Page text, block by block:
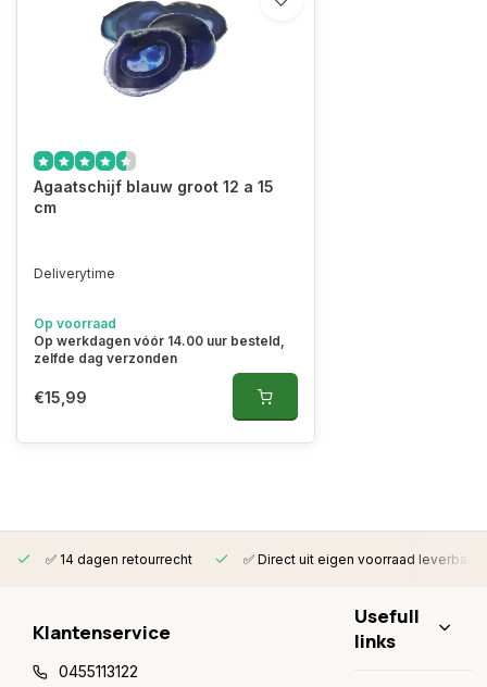
Agaatschijf blauw groot 12 a 15
cm
Deliverytime
Op voorraad
Op werkdagen vóór 14.00 uur besteld,
zelfde dag verzonden
€15,99
✅ 14 dagen retourrecht ✅ Direct uit eigen voorraad leverbaar
Klantenservice
0455113122
Usefull
links